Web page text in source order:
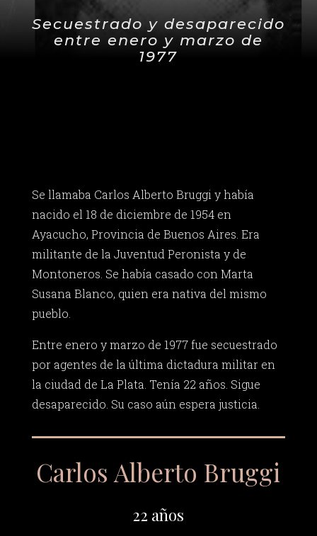
Secuestrado y desaparecido
entre enero y marzo de
1977
Se llamaba Carlos Alberto Bruggi y había
nacido el 18 de diciembre de 1954 en
Ayacucho, Provincia de Buenos Aires. Era
militante de la Juventud Peronista y de
Montoneros. Se había casado con Marta
Susana Blanco, quien era nativa del mismo
pueblo.
Entre enero y marzo de 1977 fue secuestrado
por agentes de la última dictadura militar en
la ciudad de La Plata. Tenía 22 años. Sigue
desaparecido. Su caso aún espera justicia.
Carlos Alberto Bruggi
22 años